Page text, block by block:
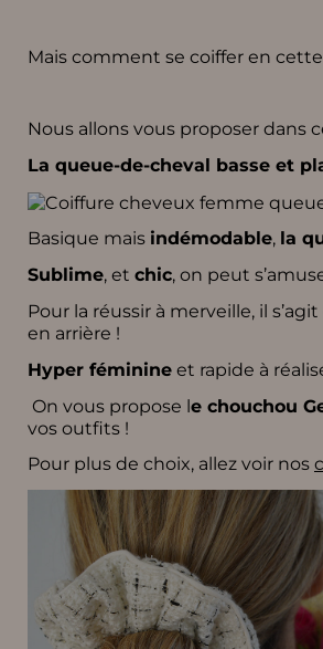
Mais comment se coiffer en
Nous allons vous proposer dans
La queue-de-cheval basse et
Basique mais indémodable, la
Sublime, et chic, on peut
Pour la réussir à merveille, il
en arrière !
Hyper féminine et rapide à
On vous propose le chouchou
vos outfits !
Pour plus de choix, allez voir nos